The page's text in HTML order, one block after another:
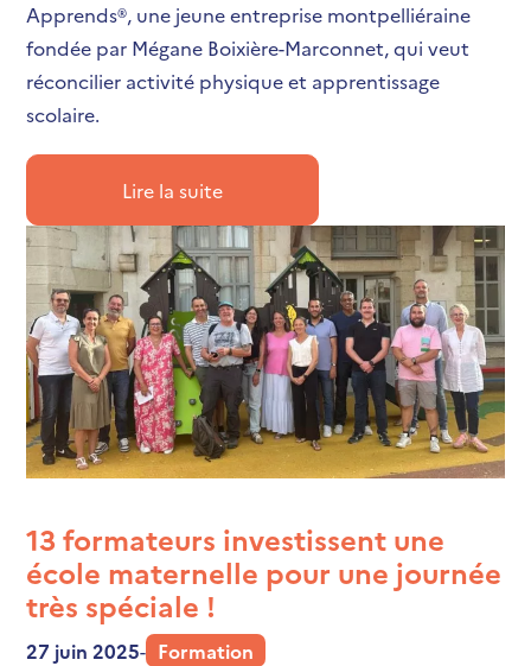
Apprends®, une jeune entreprise montpelliéraine
fondée par Mégane Boixière-Marconnet, qui veut
réconcilier activité physique et apprentissage
scolaire.
Lire la suite
13 formateurs investissent une
école maternelle pour une journée
très spéciale !
27 juin 2025- Formation